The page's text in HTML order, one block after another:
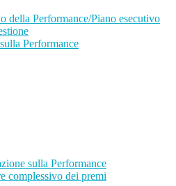
della Performance/Piano esecutivo
Performance
sulla Performance
complessivo dei premi